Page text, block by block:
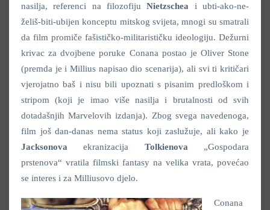
nasilja, referenci na filozofijuNietzschea i ubti-ako-ne-
želiš-biti-ubijen konceptu mitskog svijeta, mnogi su smatrali
da film promiče fašističko-militarističku ideologiju. Dežurni
krivac za dvojbene poruke Conana postao je Oliver Stone
(premda je i Millius napisao dio scenarija), ali svi ti kritičari
vjerojatno baš i nisu bili upoznati s pisanim predloškom i
stripom (koji je imao više nasilja i brutalnosti od svih
dotadašnjih Marvelovih izdanja). Zbog svega navedenoga,
film još dan-danas nema status koji zaslužuje, ali kako je
Jacksonova ekranizacija Tolkienova„Gospodara
prstenova“ vratila filmski fantasy na velika vrata, povećao
se interes i za Milliusovo djelo.
Conana